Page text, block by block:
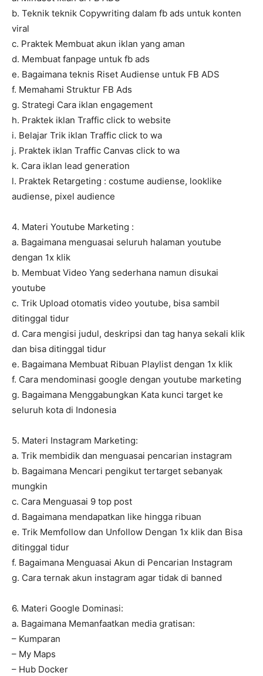
b. Teknik teknik Copywriting dalam fb ads untuk konten
viral
c. Praktek Membuat akun iklan yang aman
d. Membuat fanpage untuk fb ads
e. Bagaimana teknis Riset Audiense untuk FB ADS
f. Memahami Struktur FB Ads
g. Strategi Cara iklan engagement
h. Praktek iklan Traffic click to website
i. Belajar Trik iklan Traffic click to wa
j. Praktek iklan Traffic Canvas click to wa
k. Cara iklan lead generation
l. Praktek Retargeting : costume audiense, looklike
audiense, pixel audience
4. Materi Youtube Marketing :
a. Bagaimana menguasai seluruh halaman youtube
dengan 1x klik
b. Membuat Video Yang sederhana namun disukai
youtube
c. Trik Upload otomatis video youtube, bisa sambil
ditinggal tidur
d. Cara mengisi judul, deskripsi dan tag hanya sekali klik
dan bisa ditinggal tidur
e. Bagaimana Membuat Ribuan Playlist dengan 1x klik
f. Cara mendominasi google dengan youtube marketing
g. Bagaimana Menggabungkan Kata kunci target ke
seluruh kota di Indonesia
5. Materi Instagram Marketing:
a. Trik membidik dan menguasai pencarian instagram
b. Bagaimana Mencari pengikut tertarget sebanyak
mungkin
c. Cara Menguasai 9 top post
d. Bagaimana mendapatkan like hingga ribuan
e. Trik Memfollow dan Unfollow Dengan 1x klik dan Bisa
ditinggal tidur
f. Bagaimana Menguasai Akun di Pencarian Instagram
g. Cara ternak akun instagram agar tidak di banned
6. Materi Google Dominasi:
a. Bagaimana Memanfaatkan media gratisan:
– Kumparan
– My Maps
– Hub Docker